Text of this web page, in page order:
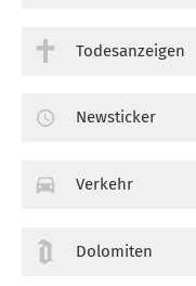
Todesanzeigen
Newsticker
Verkehr
Dolomiten